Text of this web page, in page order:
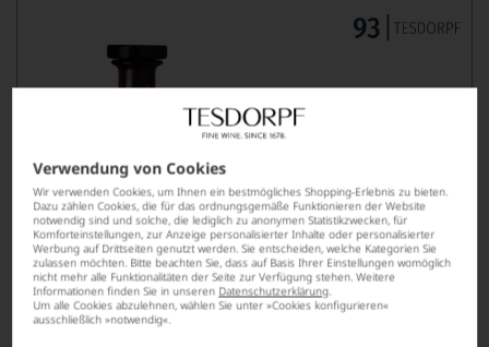
Verwendung von Cookies
Wir verwenden Cookies, um Ihnen ein bestmögliches Shopping-Erlebnis zu bieten.
Dazu zählen Cookies, die für das ordnungsgemäße Funktionieren der Website
notwendig sind und solche, die lediglich zu anonymen Statistikzwecken, für
Komforteinstellungen, zur Anzeige personalisierter Inhalte oder personalisierter
Werbung auf Drittseiten genutzt werden. Sie entscheiden, welche Kategorien Sie
zulassen möchten. Bitte beachten Sie, dass auf Basis Ihrer Einstellungen womöglich
nicht mehr alle Funktionalitäten der Seite zur Verfügung stehen. Weitere
Informationen finden Sie in unseren Datenschutzerklärung.
Um alle Cookies abzulehnen, wählen Sie unter »Cookies konfigurieren«
ausschließlich »notwendig«.
€42,90
pro Flasche (0.5l), € 85,80
Lebensmittel­angaben